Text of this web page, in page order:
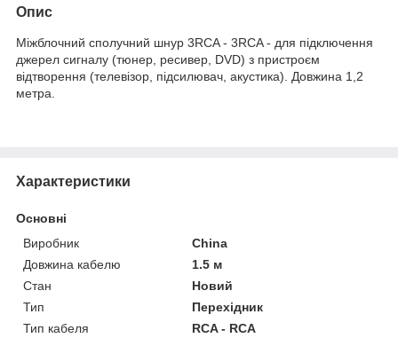
Опис
Міжблочний сполучний шнур 3RCA - 3RCA - для підключення
джерел сигналу (тюнер, ресивер, DVD) з пристроєм
відтворення (телевізор, підсилювач, акустика). Довжина 1,2
метра.
Характеристики
Основні
Виробник
China
Довжина кабелю
1.5 м
Стан
Новий
Тип
Перехідник
Тип кабеля
RCA - RCA